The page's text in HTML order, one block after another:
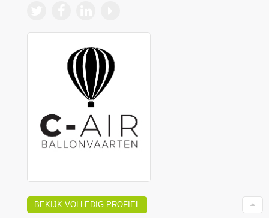
BEKIJK VOLLEDIG PROFIEL